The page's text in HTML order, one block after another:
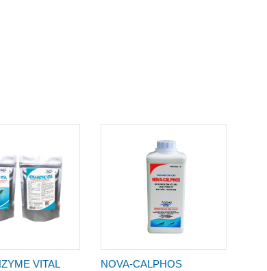
VITAL NOVA-CALPHOS